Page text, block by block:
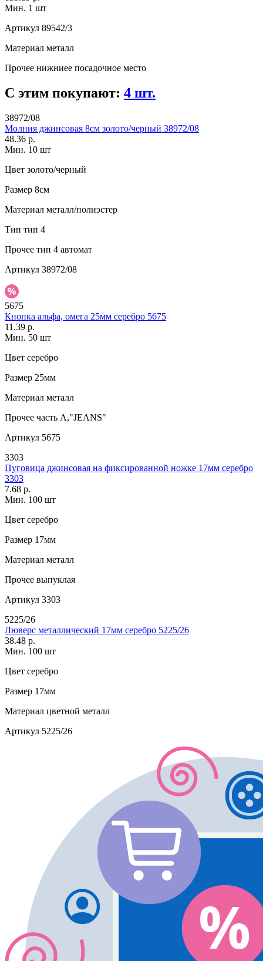
Мин. 1 шт
Артикул 89542/3
Материал металл
Прочее нижниее посадочное место
С этим покупают: 4 шт.
38972/08
Молния джинсовая 8см золото/черный 38972/08
48.36 р.
Мин. 10 шт
Цвет золото/черный
Размер 8см
Материал металл/полиэстер
Тип тип 4
Прочее тип 4 автомат
Артикул 38972/08
5675
Кнопка альфа, омега 25мм серебро 5675
11.39 р.
Мин. 50 шт
Цвет серебро
Размер 25мм
Материал металл
Прочее часть А,"JEANS"
Артикул 5675
3303
Пуговица джинсовая на фиксированной ножке 17мм серебро
3303
7.68 р.
Мин. 100 шт
Цвет серебро
Размер 17мм
Материал металл
Прочее выпуклая
Артикул 3303
5225/26
Люверс металлический 17мм серебро 5225/26
38.48 р.
Мин. 100 шт
Цвет серебро
Размер 17мм
Материал цветной металл
Артикул 5225/26